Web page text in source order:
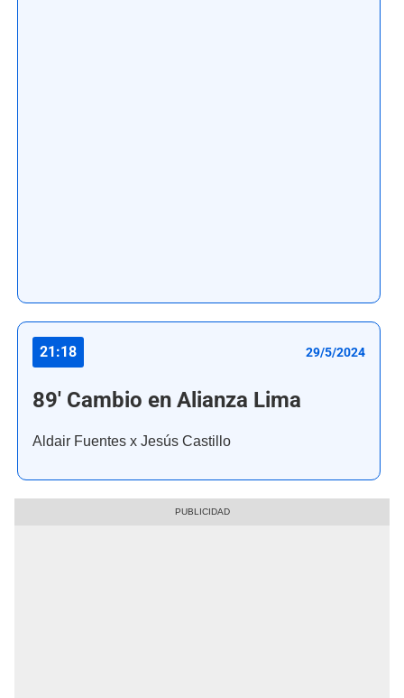
21:18 29/5/2024
89' Cambio en Alianza Lima
Aldair Fuentes x Jesús Castillo